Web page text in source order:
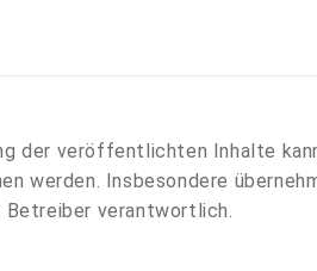
der veröffentlichten Inhalte
werden. Insbesondere
Betreiber verantwortlich.